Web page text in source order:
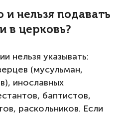
и нельзя подавать
в церковь?
нельзя указывать:
(мусульман,
инославных
баптистов,
раскольников. Если